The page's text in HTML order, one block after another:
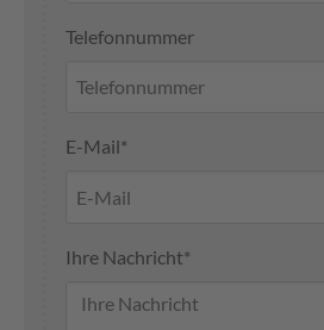
Telefonnummer
E-Mail*
Ihre Nachricht*